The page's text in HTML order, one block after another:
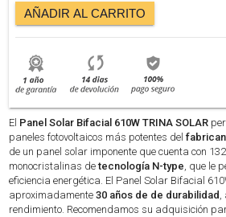
AÑADIR AL CARRITO
El Panel Solar Bifacial 610W TRINA SOLAR
paneles fotovoltaicos más potentes del
de un panel solar imponente que cuenta con
monocristalinas detecnología N-type, que le
eficiencia energética. El Panel Solar Bifacial
aproximadamente30 años de de durabilidad ,
rendimiento. Recomendamos su adquisición